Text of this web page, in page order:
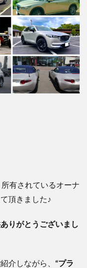
有されているオーナ
頂きました♪
りがとうございまし
介しながら、 “プラ